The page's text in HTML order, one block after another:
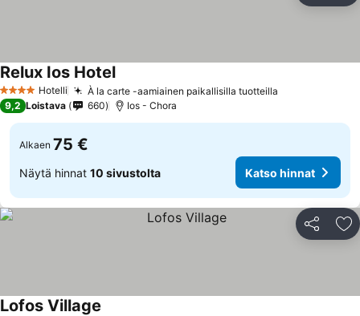
4 Tähtiluokitus
Hotelli À la carte -aamiainen paikallisilla tuotteilla
Relux Ios Hotel
9,2 Loistava 660 Ios - Chora
Alkaen 75 €
Näytä hinnat 10 sivustolta Katso hinnat
Jaa
Lofos Village